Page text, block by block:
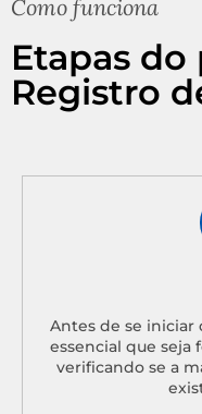
Como funciona
Etapas do
Registro
Antes de se iniciar
essencial que seja
verificando se a